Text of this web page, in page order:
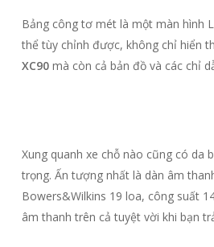
Bảng công tơ mét là một màn hình
thể tùy chỉnh được, không chỉ hiển
XC90 mà còn cả bản đồ và các chỉ
Xung quanh xe chỗ nào cũng có da
trọng. Ấn tượng nhất là dàn âm
Bowers&Wilkins 19 loa, công suất
âm thanh trên cả tuyệt vời khi bạn